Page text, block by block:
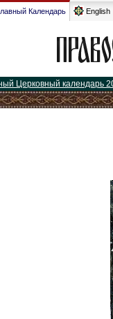
Календарь English
Церковный календарь